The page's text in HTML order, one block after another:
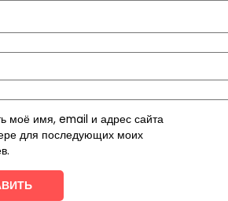
моё имя, email и адрес сайта
для последующих моих